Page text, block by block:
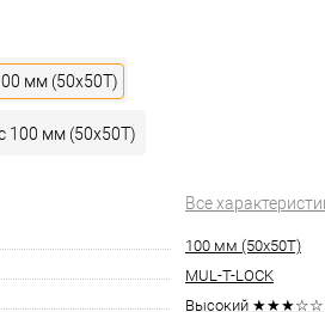
мм (50x50T)
100 мм (50x50T)
Все
100 мм (50x50T)
MUL-T-LOCK
Высокий ★★★☆☆